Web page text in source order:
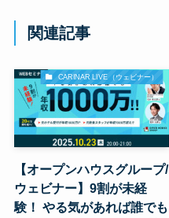
関連記事
CARINAR LIVE（ウェビナー）
【オープンハウスグループ/
ウェビナー】9割が未経
験！ やる気があれば誰でも